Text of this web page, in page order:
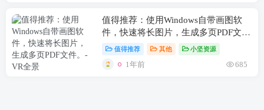
值得推荐：使用Windows自带画图软
件，快速将长图片，生成多页PDF文
件。值得推荐 其他 小坚资源
1年前 685